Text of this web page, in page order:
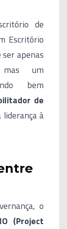
de
Escritório
ser apenas
mas um
bem
de
liderança à
o
(Project